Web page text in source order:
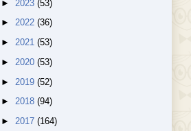
► 2023 (53)
► 2022 (36)
► 2021 (53)
► 2020 (53)
► 2019 (52)
► 2018 (94)
► 2017 (164)